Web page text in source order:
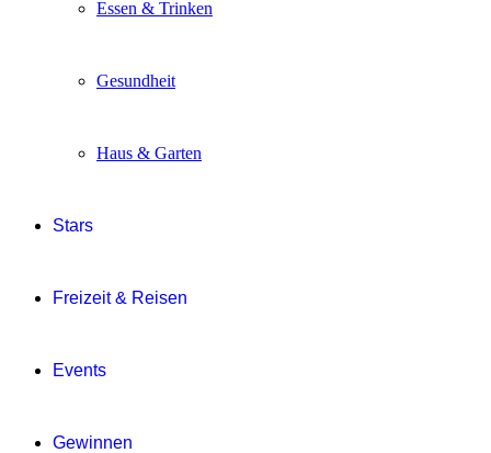
Essen & Trinken
Gesundheit
Haus & Garten
Stars
Freizeit & Reisen
Events
Gewinnen